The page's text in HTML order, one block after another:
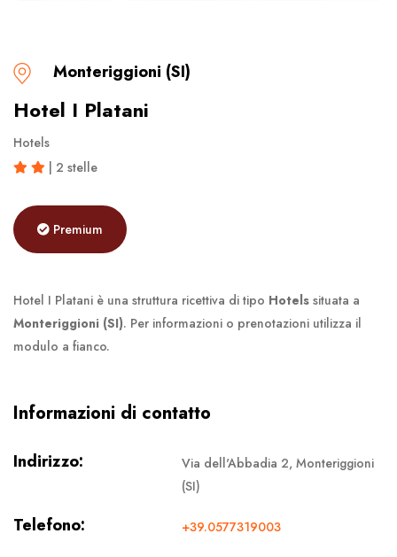
Monteriggioni (SI)
Hotel I Platani
Hotels
| 2 stelle
Premium
Hotel I Platani è una struttura ricettiva di tipo Hotels situata a
Monteriggioni (SI). Per informazioni o prenotazioni utilizza il
modulo a fianco.
Informazioni di contatto
Indirizzo:
Via dell'Abbadia 2, Monteriggioni
(SI)
Telefono: +39.0577319003